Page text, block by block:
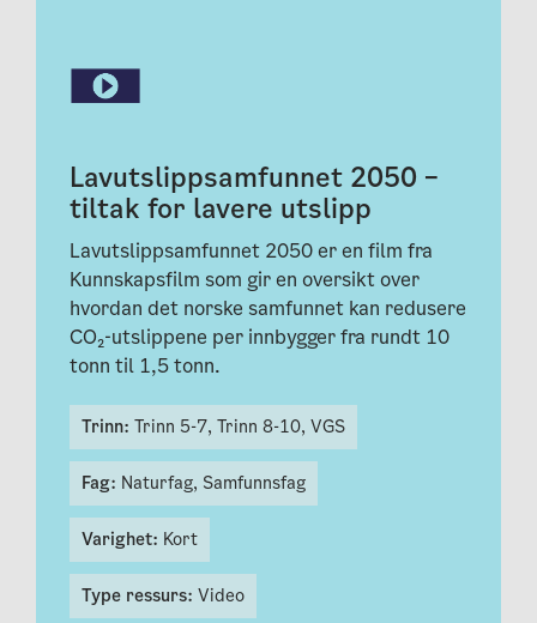
Lavutslippsamfunnet 2050 –
tiltak for lavere utslipp
Lavutslippsamfunnet 2050 er en film fra
Kunnskapsfilm som gir en oversikt over
hvordan det norske samfunnet kan redusere
CO₂-utslippene per innbygger fra rundt 10
tonn til 1,5 tonn.
Trinn: Trinn 5-7, Trinn 8-10, VGS
Fag: Naturfag, Samfunnsfag
Varighet: Kort
Type ressurs: Video